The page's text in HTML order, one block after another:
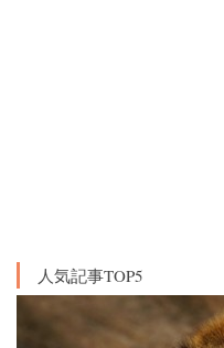
人気記事TOP5